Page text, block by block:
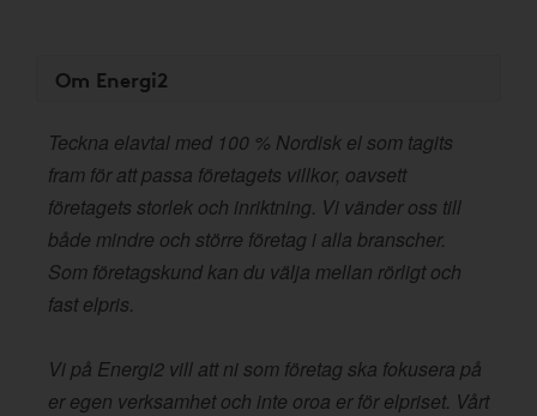
Om Energi2
Teckna elavtal med 100 % Nordisk el som tagits
fram för att passa företagets villkor, oavsett
företagets storlek och inriktning. Vi vänder oss till
både mindre och större företag i alla branscher.
Som företagskund kan du välja mellan rörligt och
fast elpris.
Vi på Energi2 vill att ni som företag ska fokusera på
er egen verksamhet och inte oroa er för elpriset. Vårt